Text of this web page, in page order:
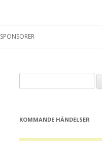
SPONSORER
efter:
KOMMANDE HÄNDELSER